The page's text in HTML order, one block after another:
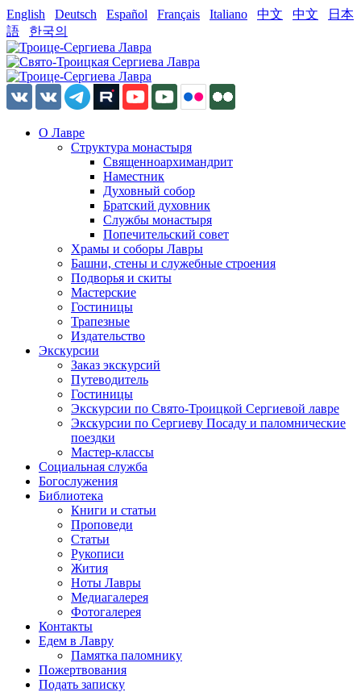
English Deutsch Español Français Italiano 中文 中文
日本
語
한국의
О Лавре
Структура монастыря
Священноархимандрит
Наместник
Духовный собор
Братский духовник
Службы монастыря
Попечительский совет
Храмы и соборы Лавры
Башни, стены и служебные строения
Подворья и скиты
Мастерские
Гостиницы
Трапезные
Издательство
Экскурсии
Заказ экскурсий
Путеводитель
Гостиницы
Экскурсии по Свято-Троицкой Сергиевой лавре
Экскурсии по Сергиеву Посаду и паломнические
поездки
Мастер-классы
Социальная служба
Богослужения
Библиотека
Книги и статьи
Проповеди
Статьи
Рукописи
Жития
Ноты Лавры
Медиагалерея
Фотогалерея
Контакты
Едем в Лавру
Памятка паломнику
Пожертвования
Подать записку